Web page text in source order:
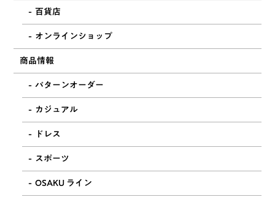
百貨店
オンラインショップ
商品情報
パターンオーダー
カジュアル
ドレス
スポーツ
OSAKU ライン